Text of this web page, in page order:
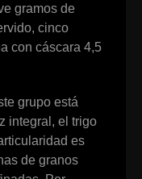
gramos de
cinco
con cáscara 4,5
grupo está
integral, el trigo
es
de granos